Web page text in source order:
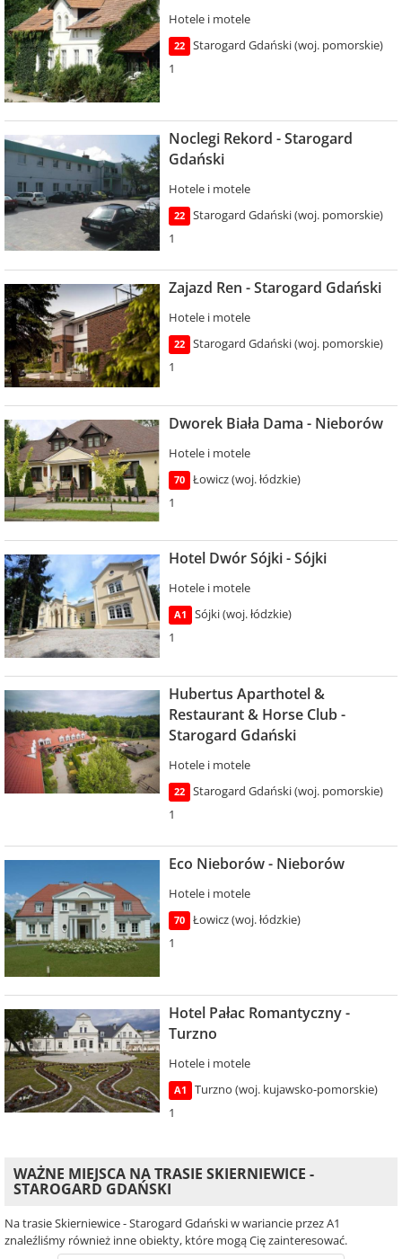
Hotele i motele
22
Starogard Gdański (woj. pomorskie)
1
Noclegi Rekord - Starogard
Gdański
Hotele i motele
22
Starogard Gdański (woj. pomorskie)
1
Zajazd Ren - Starogard Gdański
Hotele i motele
22
Starogard Gdański (woj. pomorskie)
1
Dworek Biała Dama - Nieborów
Hotele i motele
70
Łowicz (woj. łódzkie)
1
Hotel Dwór Sójki - Sójki
Hotele i motele
A1
Sójki (woj. łódzkie)
1
Hubertus Aparthotel &
Restaurant & Horse Club -
Starogard Gdański
Hotele i motele
22
Starogard Gdański (woj. pomorskie)
1
Eco Nieborów - Nieborów
Hotele i motele
70
Łowicz (woj. łódzkie)
1
Hotel Pałac Romantyczny -
Turzno
Hotele i motele
A1
Turzno (woj. kujawsko-pomorskie)
1
WAŻNE MIEJSCA NA TRASIE SKIERNIEWICE -
STAROGARD GDAŃSKI
Na trasie Skierniewice - Starogard Gdański w wariancie przez A1
znaleźliśmy również inne obiekty, które mogą Cię zainteresować.